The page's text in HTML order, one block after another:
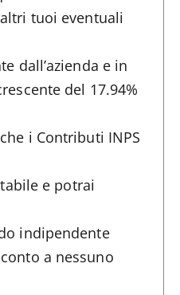
tuoi eventuali
dall’azienda e in
del 17.94%
i Contributi INPS
e potrai
indipendente
a nessuno